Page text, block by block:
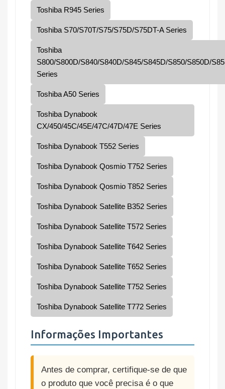
Toshiba R945 Series
Toshiba S70/S70T/S75/S75D/S75DT-A Series
Toshiba
S800/S800D/S840/S840D/S845/S845D/S850/S850D/
Series
Toshiba A50 Series
Toshiba Dynabook
CX/450/45C/45E/47C/47D/47E Series
Toshiba Dynabook T552 Series
Toshiba Dynabook Qosmio T752 Series
Toshiba Dynabook Qosmio T852 Series
Toshiba Dynabook Satellite B352 Series
Toshiba Dynabook Satellite T572 Series
Toshiba Dynabook Satellite T642 Series
Toshiba Dynabook Satellite T652 Series
Toshiba Dynabook Satellite T752 Series
Toshiba Dynabook Satellite T772 Series
Informações Importantes
Antes de comprar, certifique-se de que
o produto que você precisa é o que